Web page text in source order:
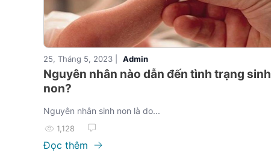
25, Tháng 5, 2023 | Admin
Nguyên nhân nào dẫn đến tình trạng sinh
non?
Nguyên nhân sinh non là do...
1,128
Đọc thêm